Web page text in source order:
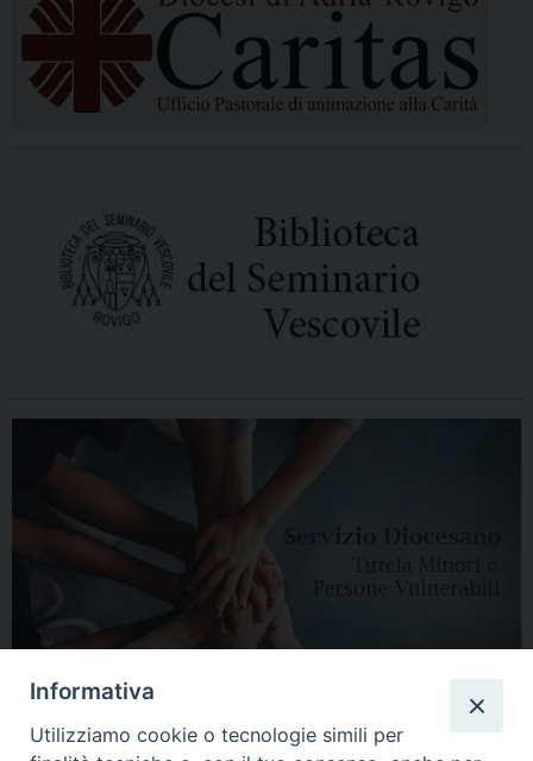
Informativa
Utilizziamo cookie o tecnologie simili per